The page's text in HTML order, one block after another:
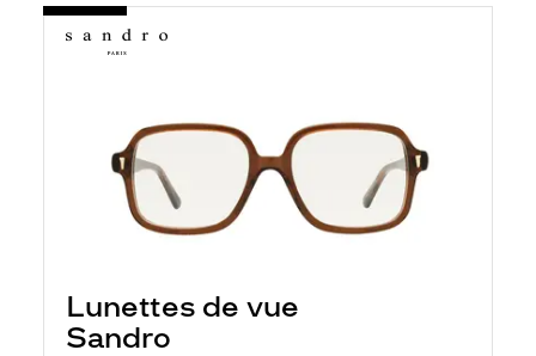
Lunettes de vue
Sandro